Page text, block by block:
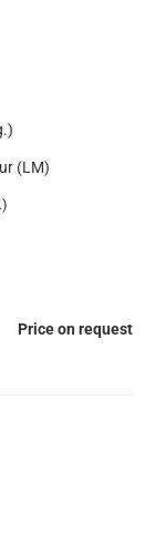
(LM)
Price on request